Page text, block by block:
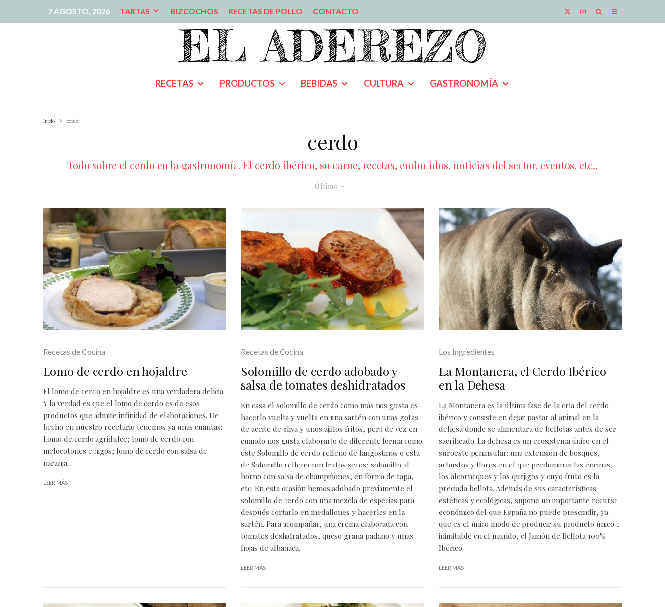
7 AGOSTO, 2026 TARTAS BIZCOCHOS RECETAS DE POLLO CONTACTO
RECETAS PRODUCTOS BEBIDAS CULTURA GASTRONOMÍA
Inicio cerdo
cerdo
Todo sobre el cerdo en la gastronomía. El cerdo ibérico, su carne, recetas, embutidos, noticias del sector, eventos, etc..
Último
Recetas de Cocina
Lomo de cerdo en hojaldre
El lomo de cerdo en hojaldre es una verdadera delicia.
Y la verdad es que el lomo de cerdo es de esos
productos que admite infinidad de elaboraciones. De
hecho en nuestro recetario tenemos ya unas cuantas:
Lomo de cerdo agridulce; lomo de cerdo con
melocotones e higos; lomo de cerdo con salsa de
naranja…
LEER MÁS
Recetas de Cocina
Solomillo de cerdo adobado y
salsa de tomates deshidratados
En casa el solomillo de cerdo como más nos gusta es
hacerlo vuelta y vuelta en una sartén con unas gotas
de aceite de oliva y unos ajillos fritos, pero de vez en
cuando nos gusta elaborarlo de diferente forma como
este Solomillo de cerdo relleno de langostinos o esta
de Solomillo relleno con frutos secos; solomillo al
horno con salsa de champiñones, en forma de tapa,
etc. En esta ocasión hemos adobado previamente el
solomillo de cerdo con una mezcla de especias para
después cortarlo en medallones y hacerles en la
sartén. Para acompañar, una crema elaborada con
tomates deshidratados, queso grana padano y unas
hojas de albahaca.
LEER MÁS
Los Ingredientes
La Montanera, el Cerdo Ibérico
en la Dehesa
La Montanera es la última fase de la cría del cerdo
ibérico y consiste en dejar pastar al animal en la
dehesa donde se alimentará de bellotas antes de ser
sacrificado. La dehesa es un ecosistema único en el
suroeste peninsular: una extensión de bosques,
arbustos y flores en el que predominan las encinas,
los alcornoques y los quejigos y cuyo fruto es la
preciada bellota. Además de sus características
estéticas y ecológicas, supone un importante recurso
económico del que España no puede prescindir, ya
que es el único modo de producir su producto único e
inimitable en el mundo, el Jamón de Bellota 100%
Ibérico.
LEER MÁS